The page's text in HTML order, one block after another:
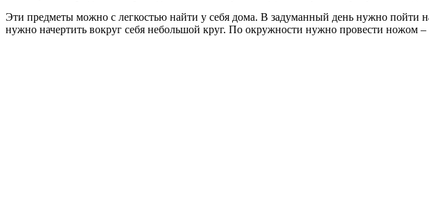
Эти предметы можно с легкостью найти у себя дома. В задуманный день нужно пойти
нужно начертить вокруг себя небольшой круг. По окружности нужно провести ножом –